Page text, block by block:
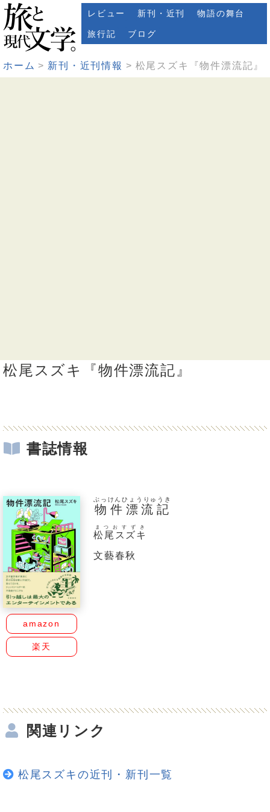
レビュー 新刊・近刊 物語の舞台
旅行記 ブログ
ホーム 新刊・近刊情報 松尾スズキ『物件漂流記』
松尾スズキ『物件漂流記』
書誌情報
amazon
楽天
物件漂流記
ぶっけんひょうりゅうき
松尾スズキ
まつおすずき
文藝春秋
関連リンク
松尾スズキの近刊・新刊一覧